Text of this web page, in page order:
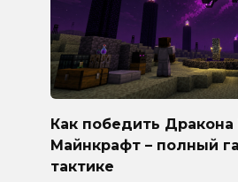
Как победить Дракона
Майнкрафт – полный
тактике